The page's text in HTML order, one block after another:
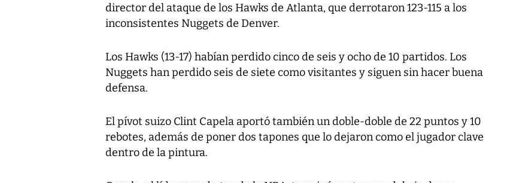
director del ataque de los Hawks de Atlanta, que derrotaron 123-115 a los
inconsistentes Nuggets de Denver.
Los Hawks (13-17) habían perdido cinco de seis y ocho de 10 partidos. Los
Nuggets han perdido seis de siete como visitantes y siguen sin hacer buena
defensa.
El pívot suizo Clint Capela aportó también un doble-doble de 22 puntos y 10
rebotes, además de poner dos tapones que lo dejaron como el jugador clave
dentro de la pintura.